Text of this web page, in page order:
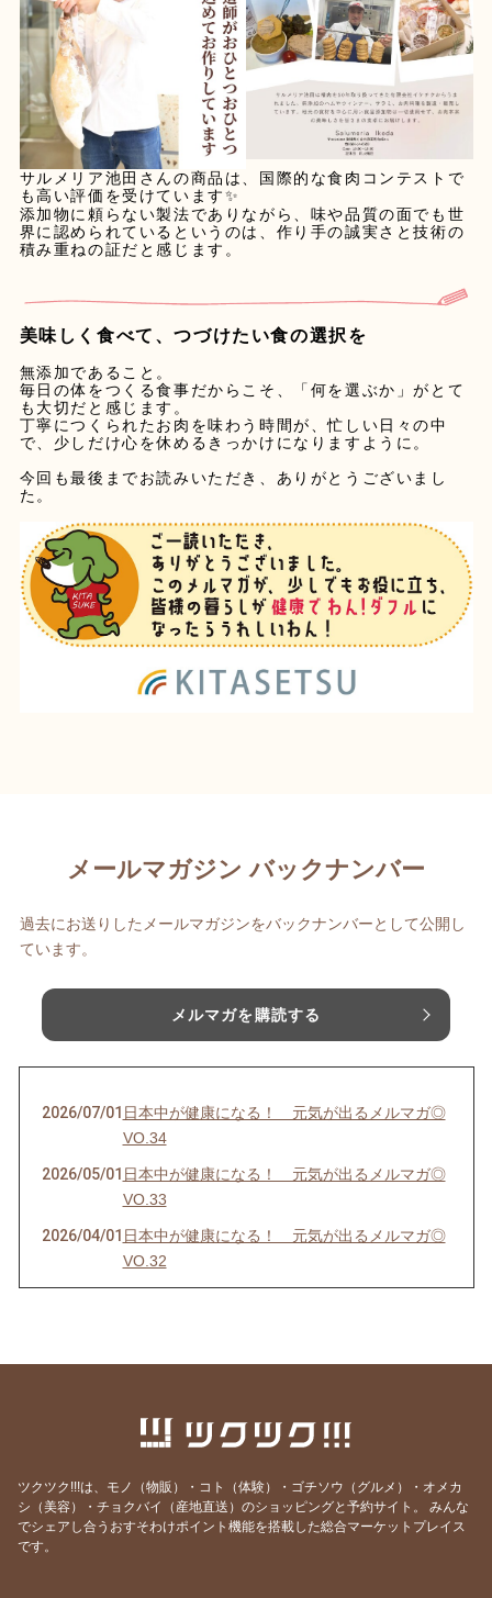
サルメリア池田さんの商品は、国際的な食肉コンテストで
も高い評価を受けています ✨
添加物に頼らない製法でありながら、味や品質の面でも世
界に認められているというのは、作り手の誠実さと技術の
積み重ねの証だと感じます。
美味しく食べて、つづけたい食の選択を
無添加であること。
毎日の体をつくる食事だからこそ、「何を選ぶか」がとて
も大切だと感じます。
丁寧につくられたお肉を味わう時間が、忙しい日々の中
で、少しだけ心を休めるきっかけになりますように。
今回も最後までお読みいただき、ありがとうございまし
た。
メールマガジン バックナンバー
過去にお送りしたメールマガジンをバックナンバーとして公開し
ています。
メルマガを購読する
2026/07/01 日本中が健康になる！ 元気が出るメルマガ◎
VO.34
2026/05/01 日本中が健康になる！ 元気が出るメルマガ◎
VO.33
2026/04/01 日本中が健康になる！ 元気が出るメルマガ◎
VO.32
日本中が健康になる！ 元気が出るメルマガ◎
VO.29
2025/12/01 日本中が健康になる！ 元気が出るメルマガ◎
VO.28
2025/11/01
ツクツク!!!は、モノ（物販）・コト（体験）・ゴチソウ（グルメ）・オメカ
シ（美容）・チョクバイ（産地直送）のショッピングと予約サイト。
みんな
でシェアし合うおすそわけポイント機能を搭載した総合マーケットプレイス
です。